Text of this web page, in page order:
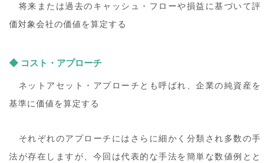
将来または過去のキャッシュ・フローや損益に基づいて評
価対象会社の価値を算定する
◆ コスト・アプローチ
ネットアセット・アプローチとも呼ばれ、企業の純資産を
基準に価値を算定する
それぞれのアプローチにはさらに細かく分類され多数の手
法が存在しますが、今回は代表的な手法を簡単な数値例とと